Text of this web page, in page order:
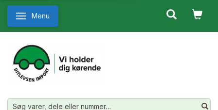
Skifte navigation
Menu